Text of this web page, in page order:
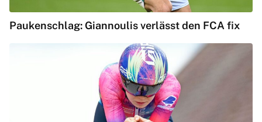
Paukenschlag: Giannoulis verlässt den FCA fix